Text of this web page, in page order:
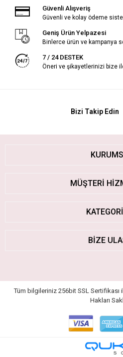
Güvenli Alışveriş
Güvenli ve kolay ödeme
Geniş Ürün Yelpazesi
Binlerce ürün ve kampanya
7 / 24 DESTEK
Öneri ve şikayetlerinizi bize
Bizi Takip Edin
MÜŞTERİ
BİZE
Tüm bilgileriniz 256bit SSL Sertifikası
Hakları